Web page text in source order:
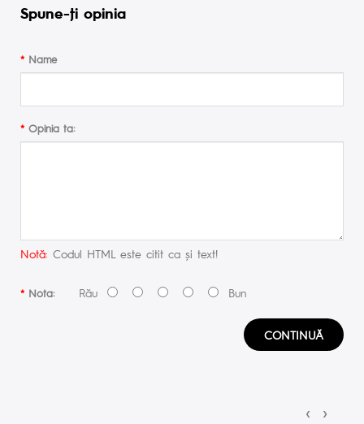
Spune-ţi opinia
Name
Opinia ta:
Notă: Codul HTML este citit ca şi text!
Nota:Rău Bun
CONTINUĂ
‹ ›